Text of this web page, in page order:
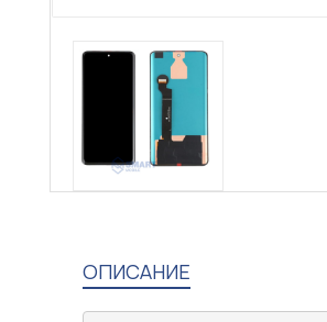
ОПИСАНИЕ